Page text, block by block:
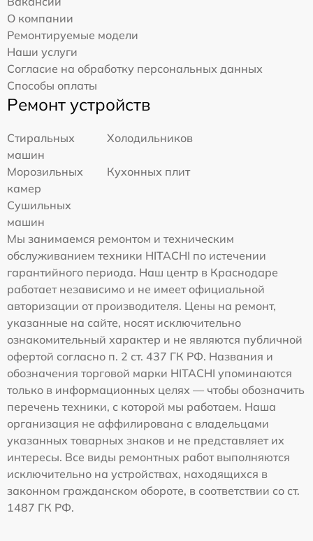
О компании
Ремонтируемые модели
Наши услуги
Согласие на обработку персональных данных
Способы оплаты
Ремонт устройств
Стиральных
машин
Холодильников
Морозильных
камер
Кухонных плит
Сушильных
машин
Мы занимаемся ремонтом и техническим
обслуживанием техники HITACHI по истечении
гарантийного периода. Наш центр в Краснодаре
работает независимо и не имеет официальной
авторизации от производителя. Цены на ремонт,
указанные на сайте, носят исключительно
ознакомительный характер и не являются публичной
офертой согласно п. 2 ст. 437 ГК РФ. Названия и
обозначения торговой марки HITACHI упоминаются
только в информационных целях — чтобы обозначить
перечень техники, с которой мы работаем. Наша
организация не аффилирована с владельцами
указанных товарных знаков и не представляет их
интересы. Все виды ремонтных работ выполняются
исключительно на устройствах, находящихся в
законном гражданском обороте, в соответствии со ст.
1487 ГК РФ.